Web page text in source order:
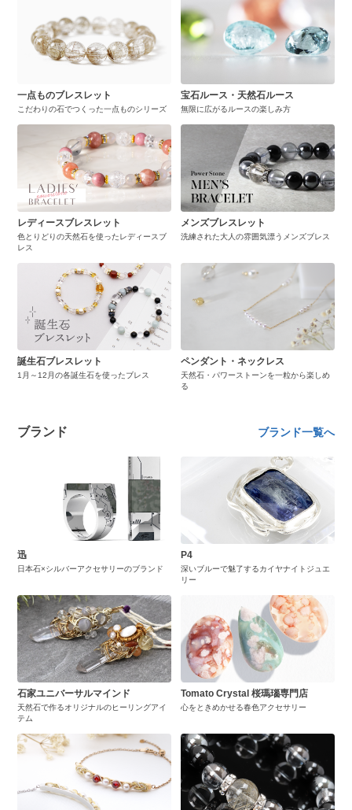
一点ものブレスレット
こだわりの石でつくった一点ものシリーズ
宝石ルース・天然石ルース
無限に広がるルースの楽しみ方
レディースブレスレット
色とりどりの天然石を使ったレディースブ
レス
メンズブレスレット
洗練された大人の雰囲気漂うメンズブレス
誕生石ブレスレット
1月～12月の各誕生石を使ったブレス
ペンダント・ネックレス
天然石・パワーストーンを一粒から楽しめ
る
ブランド ブランド一覧へ
迅
日本石×シルバーアクセサリーのブランド
P4
深いブルーで魅了するカイヤナイトジュエ
リー
石家ユニバーサルマインド
天然石で作るオリジナルのヒーリングアイ
テム
Tomato Crystal 桜瑪瑙専門店
心をときめかせる春色アクセサリー